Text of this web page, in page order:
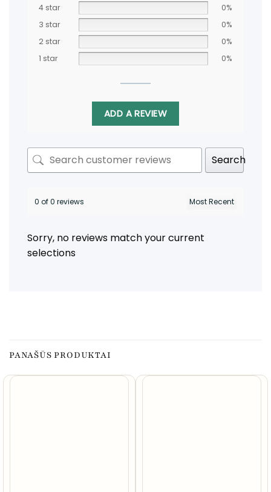
4 star
0%
3 star
0%
2 star
0%
1 star
0%
ADD A REVIEW
Search
0 of 0 reviews
Sorry, no reviews match your current
selections
PANAŠŪS PRODUKTAI